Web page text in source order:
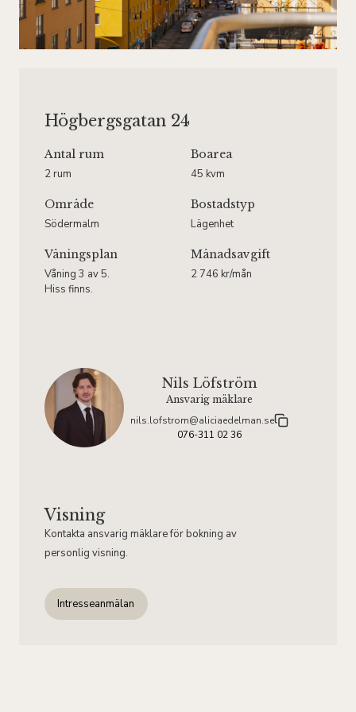
Högbergsgatan 24
Antal rum
2 rum
Boarea
45 kvm
Område
Södermalm
Bostadstyp
Lägenhet
Våningsplan
Våning 3 av 5.
Hiss finns.
Månadsavgift
2 746 kr/mån
Nils Löfström
Ansvarig mäklare
nils.lofstrom@aliciaedelman.se
076-311 02 36
Visning
Kontakta ansvarig mäklare för bokning av
personlig visning.
Intresseanmälan